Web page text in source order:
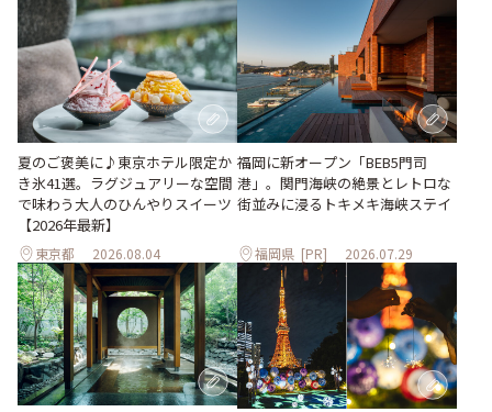
夏のご褒美に♪東京ホテル限定か
き氷41選。ラグジュアリーな空間
で味わう大人のひんやりスイーツ
【2026年最新】
東京都 2026.08.04
福岡に新オープン「BEB5門司
港」。関門海峡の絶景とレトロな
街並みに浸るトキメキ海峡ステイ
福岡県 [PR] 2026.07.29